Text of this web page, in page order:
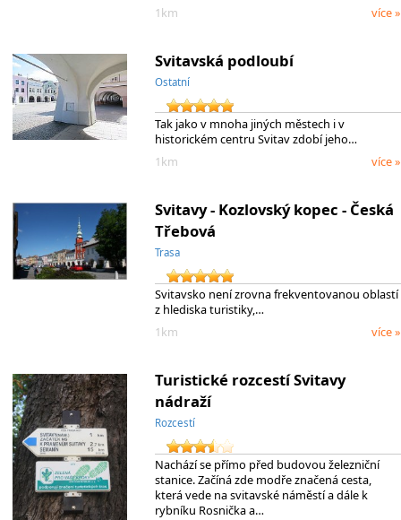
1km
více »
Svitavská podloubí
Ostatní
Tak jako v mnoha jiných městech i v
historickém centru Svitav zdobí jeho…
1km
více »
Svitavy - Kozlovský kopec - Česká
Třebová
Trasa
Svitavsko není zrovna frekventovanou oblastí
z hlediska turistiky,…
1km
více »
Turistické rozcestí Svitavy
nádraží
Rozcestí
Nachází se přímo před budovou železniční
stanice. Začíná zde modře značená cesta,
která vede na svitavské náměstí a dále k
rybníku Rosnička a…